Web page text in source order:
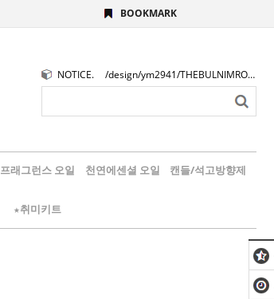
BOOKMARK
NOTICE. /design/ym2941/THEBULNIMROGO.png
프래그런스 오일 천연에센셜 오일 캔들/석고방향제
★취미키트